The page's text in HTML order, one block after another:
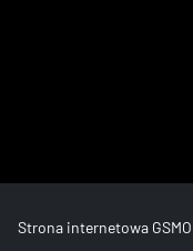
Strona internetowa